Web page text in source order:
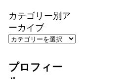
カテゴリー別ア
ーカイブ
プロフィー